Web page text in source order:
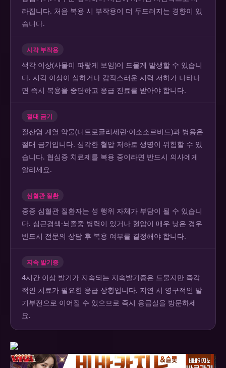
라집니다. 처음 복용 시 부작용이 더 두드러지는 경향이 있
습니다.
시각 부작용
색각 이상(사물이 파랗게 보임)이 드물게 발생할 수 있습니
다. 시각 이상이 심하거나 갑작스러운 시력 저하가 나타나
면 즉시 복용을 중단하고 응급 진료를 받아야 합니다.
절대 금기
질산염 계열 약물(니트로글리세린·이소소르비드)과 병용은
절대 금기입니다. 심각한 혈압 저하로 생명이 위험할 수 있
습니다. 협심증 치료제를 복용 중이라면 반드시 의사에게
알리세요.
심혈관 질환
중증 심혈관 질환자는 성 행위 자체가 부담이 될 수 있습니
다. 심근경색·뇌졸중 병력이 있거나 혈압이 매우 낮은 경우
반드시 전문의 상담 후 복용 여부를 결정해야 합니다.
지속 발기증
4시간 이상 발기가 지속되는 지속발기증은 드물지만 즉각
적인 치료가 필요한 응급 상황입니다. 지연 시 영구적인 발
기부전으로 이어질 수 있으므로 즉시 응급실을 방문하세
요.